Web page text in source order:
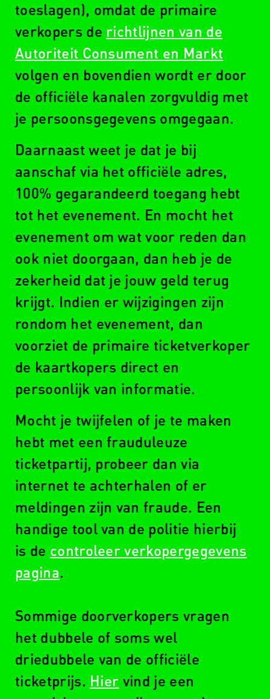
LET
OP!
toeslagen), omdat de primaire
verkopers de richtlijnen van de
Autoriteit Consument en Markt
volgen en bovendien wordt er door
de officiële kanalen zorgvuldig met
je persoonsgegevens omgegaan.
Daarnaast weet je dat je bij
aanschaf via het officiële adres,
100% gegarandeerd toegang hebt
tot het evenement. En mocht het
evenement om wat voor reden dan
ook niet doorgaan, dan heb je de
zekerheid dat je jouw geld terug
krijgt. Indien er wijzigingen zijn
rondom het evenement, dan
voorziet de primaire ticketverkoper
de kaartkopers direct en
persoonlijk van informatie.
Mocht je twijfelen of je te maken
hebt met een frauduleuze
ticketpartij, probeer dan via
internet te achterhalen of er
meldingen zijn van fraude. Een
handige tool van de politie hierbij
is de controleer verkopergegevens
pagina.
Sommige doorverkopers vragen
het dubbele of soms wel
driedubbele van de officiële
ticketprijs. Hier vind je een